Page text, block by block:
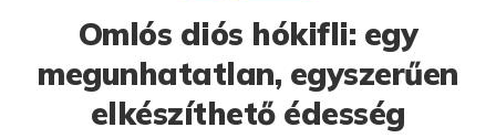
Omlós diós hókifli: egy
megunhatatlan, egyszerűen
elkészíthető édesség